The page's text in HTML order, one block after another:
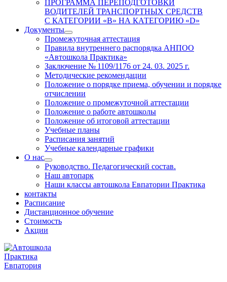
ПРОГРАММА ПЕРЕПОДГОТОВКИ
ВОДИТЕЛЕЙ ТРАНСПОРТНЫХ СРЕДСТВ
С КАТЕГОРИИ «B» НА КАТЕГОРИЮ «D»
Документы
Промежуточная аттестация
Правила внутреннего распорядка АНПОО
«Автошкола Практика»
Заключение № 1109/1176 от 24. 03. 2025 г.
Методические рекомендации
Положение о порядке приема, обучении и порядке
отчислении
Положение о промежуточной аттестации
Положение о работе автошколы
Положение об итоговой аттестации
Учебные планы
Расписания занятий
Учебные календарные графики
О нас
Руководство. Педагогический состав.
Наш автопарк
Наши классы автошкола Евпатории Практика
контакты
Расписание
Дистанционное обучение
Стоимость
Акции